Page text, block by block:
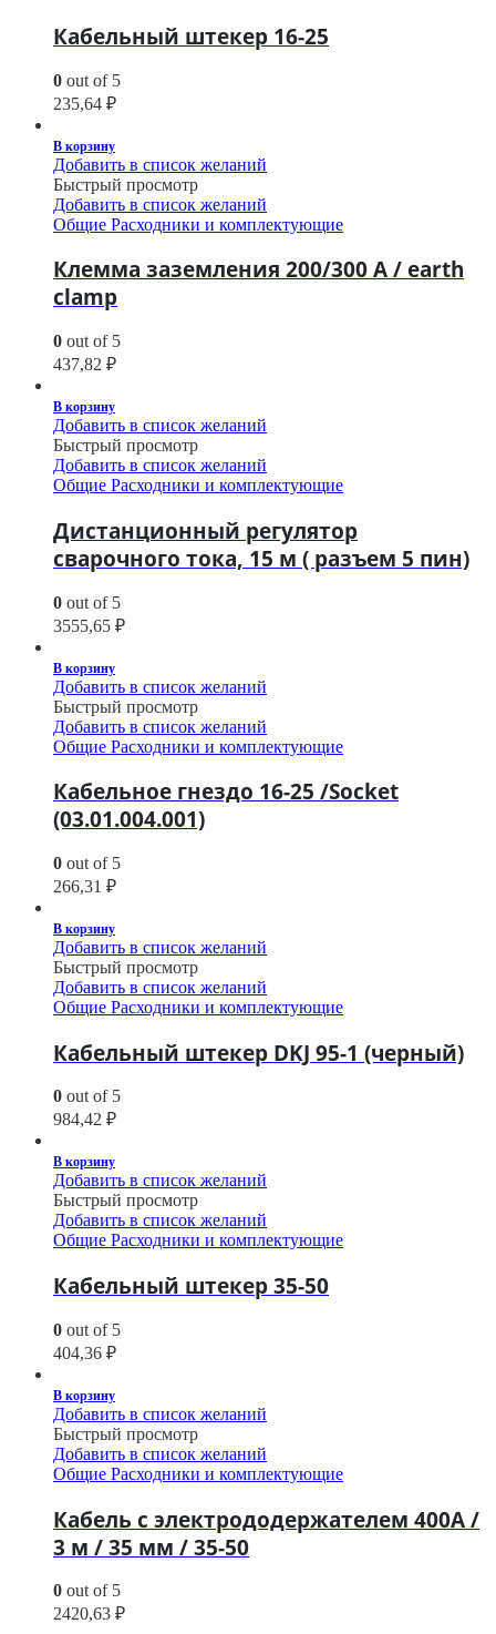
Кабельный штекер 16-25
0 out of 5
235,64 ₽
В корзину
Добавить в список желаний
Быстрый просмотр
Добавить в список желаний
Общие Расходники и комплектующие
Клемма заземления 200/300 А / earth
clamp
0 out of 5
437,82 ₽
В корзину
Добавить в список желаний
Быстрый просмотр
Добавить в список желаний
Общие Расходники и комплектующие
Дистанционный регулятор
сварочного тока, 15 м ( разъем 5 пин)
0 out of 5
3555,65 ₽
В корзину
Добавить в список желаний
Быстрый просмотр
Добавить в список желаний
Общие Расходники и комплектующие
Кабельное гнездо 16-25 /Socket
(03.01.004.001)
0 out of 5
266,31 ₽
В корзину
Добавить в список желаний
Быстрый просмотр
Добавить в список желаний
Общие Расходники и комплектующие
Кабельный штекер DKJ 95-1 (черный)
0 out of 5
984,42 ₽
В корзину
Добавить в список желаний
Быстрый просмотр
Добавить в список желаний
Общие Расходники и комплектующие
Кабельный штекер 35-50
0 out of 5
404,36 ₽
В корзину
Добавить в список желаний
Быстрый просмотр
Добавить в список желаний
Общие Расходники и комплектующие
Кабель с электрододержателем 400А /
3 м / 35 мм / 35-50
0 out of 5
2420,63 ₽